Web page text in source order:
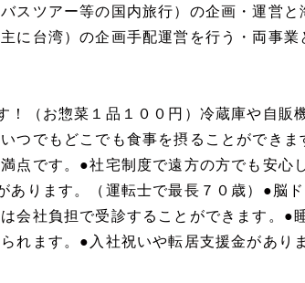
スツアー等の国内旅行）の企画・運営と
に台湾）の企画手配運営を行う・両事業
！（お惣菜１品１００円）冷蔵庫や自販
つでもどこでも食事を摂ることができま
点です。●社宅制度で遠方の方でも安心
あります。（運転士で最長７０歳）●脳
会社負担で受診することができます。●
れます。●入社祝いや転居支援金があり